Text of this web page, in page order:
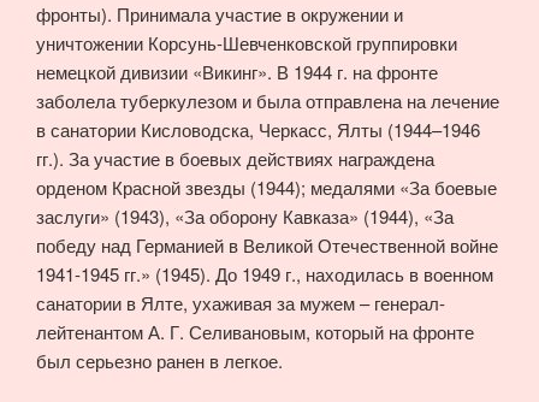
фронты). Принимала участие в окружении и
уничтожении Корсунь-Шевченковской группировки
немецкой дивизии «Викинг». В 1944 г. на фронте
заболела туберкулезом и была отправлена на лечение
в санатории Кисловодска, Черкасс, Ялты (1944–1946
гг.). За участие в боевых действиях награждена
орденом Красной звезды (1944); медалями «За боевые
заслуги» (1943), «За оборону Кавказа» (1944), «За
победу над Германией в Великой Отечественной войне
1941-1945 гг.» (1945). До 1949 г., находилась в военном
санатории в Ялте, ухаживая за мужем – генерал-
лейтенантом А. Г. Селивановым, который на фронте
был серьезно ранен в легкое.